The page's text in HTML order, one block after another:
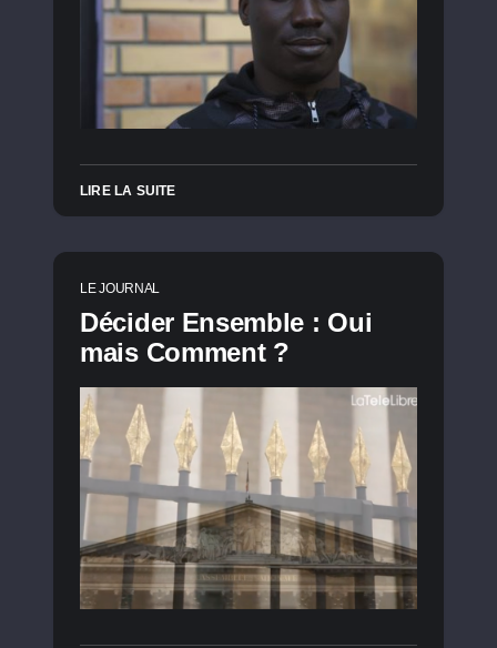
LIRE LA SUITE
LE JOURNAL
Décider Ensemble : Oui
mais Comment ?